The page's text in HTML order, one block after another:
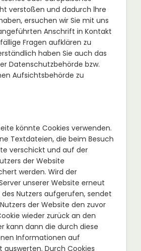
verstoßen und dadurch lhre
ersuchen wir Sie mit uns
Anschrift in Kontakt
Fragen aufklären zu
haben Sie auch das
Datenschutzbehörde bzw.
Aufsichtsbehörde zu
könnte Cookies verwenden.
Textdateien, die beim Besuch
verschickt und auf der
der Website
werden. Wird der
unserer Website erneut
Nutzers aufgerufen, sendet
der Website den zuvor
wieder zurück an den
kann dann die durch diese
Informationen auf
auswerten. Durch Cookies